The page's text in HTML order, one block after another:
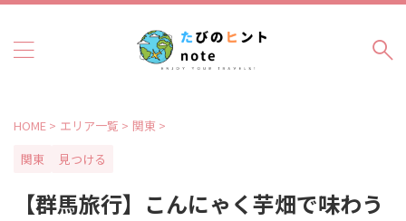
HOME > エリア一覧 > 関東 >
関東
見つける
【群馬旅行】こんにゃく芋畑で味わう